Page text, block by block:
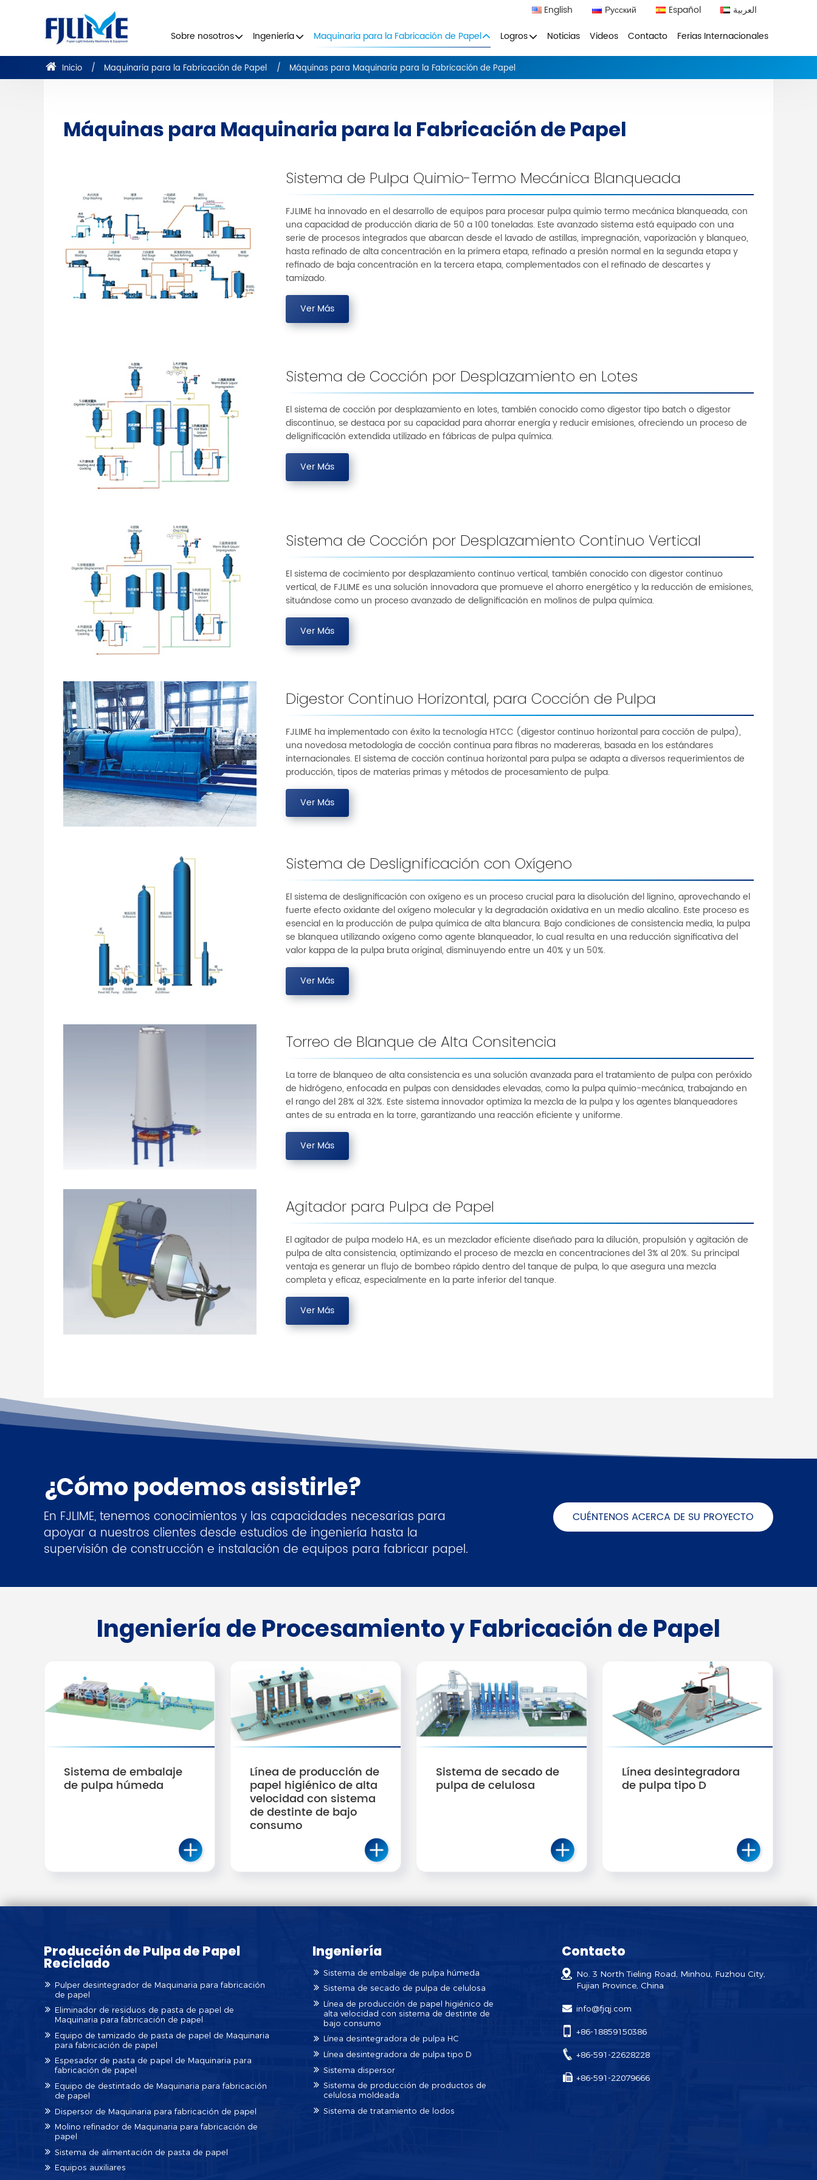
English Русский Español العربية
Sobre nosotros Ingeniería Maquinaria para la Fabricación de Papel Logros Noticias Videos Contacto Ferias Internacionales
Inicio Maquinaria para la Fabricación de Papel Máquinas para Maquinaria para la Fabricación de Papel
Máquinas para Maquinaria para la Fabricación de Papel
Sistema de Pulpa Quimio-Termo Mecánica Blanqueada
FJLIME ha innovado en el desarrollo de equipos para procesar pulpa quimio termo mecánica blanqueada, con
una capacidad de producción diaria de 50 a 100 toneladas. Este avanzado sistema está equipado con una
serie de procesos integrados que abarcan desde el lavado de astillas, impregnación, vaporización y blanqueo,
hasta refinado de alta concentración en la primera etapa, refinado a presión normal en la segunda etapa y
refinado de baja concentración en la tercera etapa, complementados con el refinado de descartes y
tamizado.
Ver Más
Sistema de Cocción por Desplazamiento en Lotes
El sistema de cocción por desplazamiento en lotes, también conocido como digestor tipo batch o digestor
discontinuo, se destaca por su capacidad para ahorrar energía y reducir emisiones, ofreciendo un proceso de
delignificación extendida utilizado en fábricas de pulpa química.
Ver Más
Sistema de Cocción por Desplazamiento Continuo Vertical
El sistema de cocimiento por desplazamiento continuo vertical, también conocido con digestor continuo
vertical, de FJLIME es una solución innovadora que promueve el ahorro energético y la reducción de emisiones,
situándose como un proceso avanzado de delignificación en molinos de pulpa química.
Ver Más
Digestor Continuo Horizontal, para Cocción de Pulpa
FJLIME ha implementado con éxito la tecnología HTCC (digestor continuo horizontal para cocción de pulpa),
una novedosa metodología de cocción continua para fibras no madereras, basada en los estándares
internacionales. El sistema de cocción continua horizontal para pulpa se adapta a diversos requerimientos de
producción, tipos de materias primas y métodos de procesamiento de pulpa.
Ver Más
Sistema de Deslignificación con Oxígeno
El sistema de deslignificación con oxígeno es un proceso crucial para la disolución del lignino, aprovechando el
fuerte efecto oxidante del oxígeno molecular y la degradación oxidativa en un medio alcalino. Este proceso es
esencial en la producción de pulpa química de alta blancura. Bajo condiciones de consistencia media, la pulpa
se blanquea utilizando oxígeno como agente blanqueador, lo cual resulta en una reducción significativa del
valor kappa de la pulpa bruta original, disminuyendo entre un 40% y un 50%.
Ver Más
Torreo de Blanque de Alta Consitencia
La torre de blanqueo de alta consistencia es una solución avanzada para el tratamiento de pulpa con peróxido
de hidrógeno, enfocada en pulpas con densidades elevadas, como la pulpa quimio-mecánica, trabajando en
el rango del 28% al 32%. Este sistema innovador optimiza la mezcla de la pulpa y los agentes blanqueadores
antes de su entrada en la torre, garantizando una reacción eficiente y uniforme.
Ver Más
Agitador para Pulpa de Papel
El agitador de pulpa modelo HA, es un mezclador eficiente diseñado para la dilución, propulsión y agitación de
pulpa de alta consistencia, optimizando el proceso de mezcla en concentraciones del 3% al 20%. Su principal
ventaja es generar un flujo de bombeo rápido dentro del tanque de pulpa, lo que asegura una mezcla
completa y eficaz, especialmente en la parte inferior del tanque.
Ver Más
¿Cómo podemos asistirle?
En FJLIME, tenemos conocimientos y las capacidades necesarias para
apoyar a nuestros clientes desde estudios de ingeniería hasta la
supervisión de construcción e instalación de equipos para fabricar papel.
CUÉNTENOS ACERCA DE SU PROYECTO
Ingeniería de Procesamiento y Fabricación de Papel
Sistema de embalaje
de pulpa húmeda
Línea de producción de
papel higiénico de alta
velocidad con sistema
de destinte de bajo
consumo
Sistema de secado de
pulpa de celulosa
Línea desintegradora
de pulpa tipo D
Producción de Pulpa de Papel
Reciclado
Pulper desintegrador de Maquinaria para fabricación
de papel
Eliminador de residuos de pasta de papel de
Maquinaria para fabricación de papel
Equipo de tamizado de pasta de papel de Maquinaria
para fabricación de papel
Espesador de pasta de papel de Maquinaria para
fabricación de papel
Equipo de destintado de Maquinaria para fabricación
de papel
Dispersor de Maquinaria para fabricación de papel
Molino refinador de Maquinaria para fabricación de
papel
Sistema de alimentación de pasta de papel
Equipos auxiliares
Ingeniería
Sistema de embalaje de pulpa húmeda
Sistema de secado de pulpa de celulosa
Línea de producción de papel higiénico de
alta velocidad con sistema de destinte de
bajo consumo
Línea desintegradora de pulpa HC
Línea desintegradora de pulpa tipo D
Sistema dispersor
Sistema de producción de productos de
celulosa moldeada
Sistema de tratamiento de lodos
Contacto
No. 3 North Tieling Road, Minhou, Fuzhou City,
Fujian Province, China
info@fjqj.com
+86-18859150386
+86-591-22628228
+86-591-22079666